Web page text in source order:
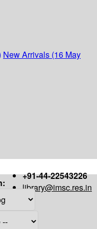
New Arrivals (16 May
+91-44-22543226
library@imsc.res.in